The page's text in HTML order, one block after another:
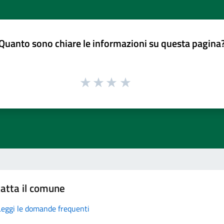
sono chiare le informazioni su questa
il comune
le domande frequenti